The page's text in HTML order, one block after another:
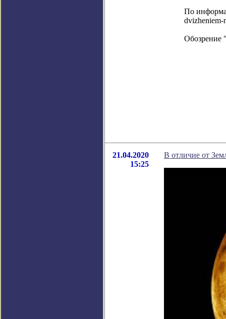
По
dvizheniem-
Обозрение
21.04.2020
15:25
В отличие от